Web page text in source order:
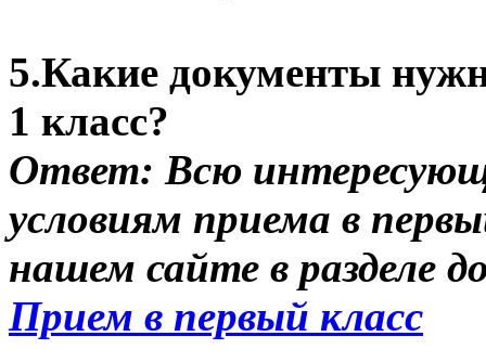
5.Какие документы
1 класс?
Ответ: Всю
условиям приема в
нашем сайте в разделе
Прием в первый класс